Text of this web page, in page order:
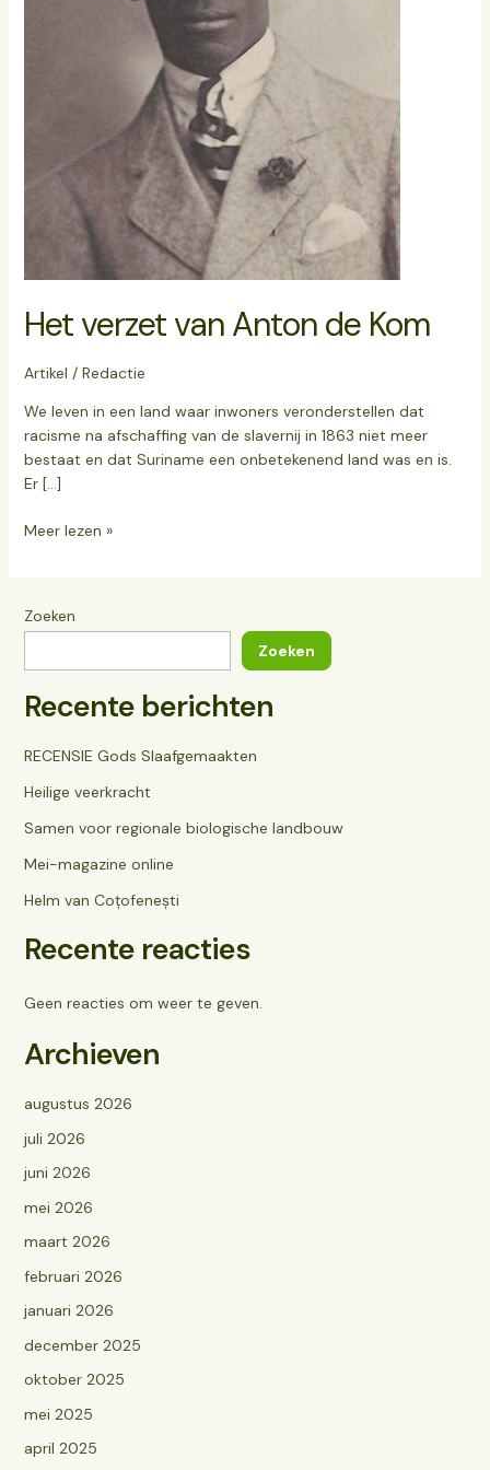
Het verzet van Anton de Kom
Artikel / Redactie
We leven in een land waar inwoners veronderstellen dat
racisme na afschaffing van de slavernij in 1863 niet meer
bestaat en dat Suriname een onbetekenend land was en is.
Er […]
Meer lezen »
Zoeken
Zoeken
Recente berichten
RECENSIE Gods Slaafgemaakten
Heilige veerkracht
Samen voor regionale biologische landbouw
Mei-magazine online
Helm van Coțofenești
Recente reacties
Geen reacties om weer te geven.
Archieven
augustus 2026
juli 2026
juni 2026
mei 2026
maart 2026
februari 2026
januari 2026
december 2025
oktober 2025
mei 2025
april 2025